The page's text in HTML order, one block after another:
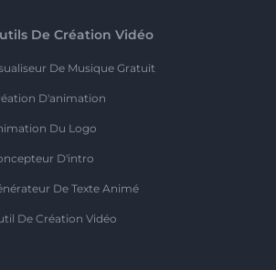
De Création Vidéo
De Musique Gratuit
D'animation
Du Logo
D'intro
De Texte Animé
De Création Vidéo